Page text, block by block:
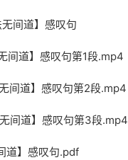
间道】感叹句
间道】感叹句第1段.mp4
间道】感叹句第2段.mp4
间道】感叹句第3段.mp4
道】感叹句.pdf